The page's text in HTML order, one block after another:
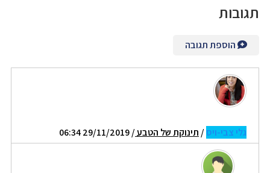
תגובות
הוספת תגובה
גלי צבי-ויס/ תינוקת של הטבע/ 29/11/2019 06:34